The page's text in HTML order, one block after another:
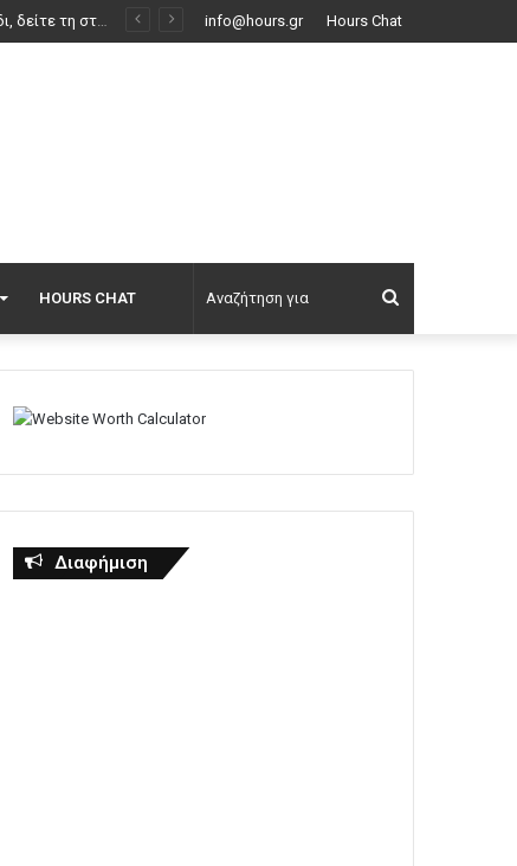
info@hours.gr Hours Chat
HOURS CHAT
για
Διαφήμιση